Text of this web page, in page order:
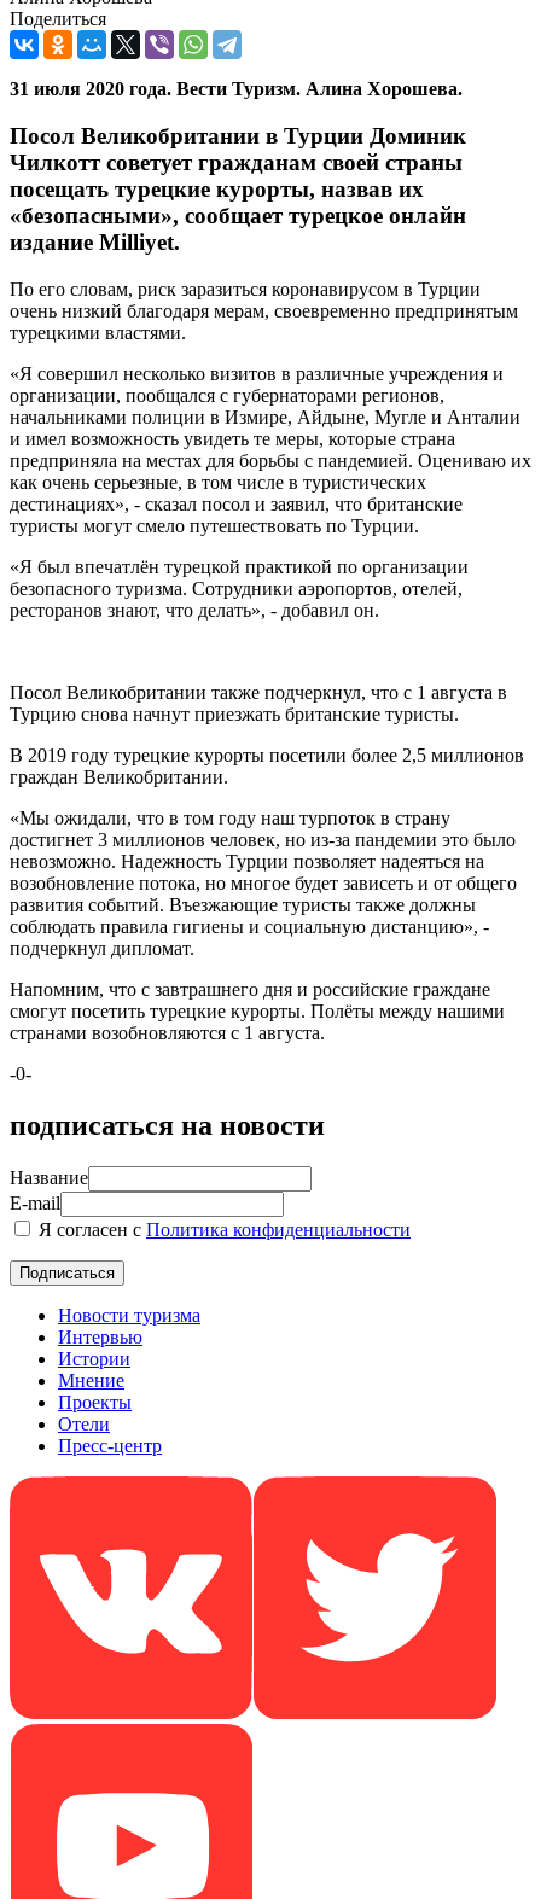
Поделиться
31 июля 2020 года. Вести Туризм. Алина Хорошева.
Посол Великобритании в Турции Доминик
Чилкотт советует гражданам своей страны
посещать турецкие курорты, назвав их
«безопасными», сообщает турецкое онлайн
издание Milliyet.
По его словам, риск заразиться коронавирусом в Турции
очень низкий благодаря мерам, своевременно предпринятым
турецкими властями.
«Я совершил несколько визитов в различные учреждения и
организации, пообщался с губернаторами регионов,
начальниками полиции в Измире, Айдыне, Мугле ​​и Анталии
и имел возможность увидеть те меры, которые страна
предприняла на местах для борьбы с пандемией. Оцениваю их
как очень серьезные, в том числе в туристических
дестинациях», - сказал посол и заявил, что британские
туристы могут смело путешествовать по Турции.
«Я был впечатлён турецкой практикой по организации
безопасного туризма. Сотрудники аэропортов, отелей,
ресторанов знают, что делать», - добавил он.
Посол Великобритании также подчеркнул, что с 1 августа в
Турцию снова начнут приезжать британские туристы.
В 2019 году турецкие курорты посетили более 2,5 миллионов
граждан Великобритании.
«Мы ожидали, что в том году наш турпоток в страну
достигнет 3 миллионов человек, но из-за пандемии это было
невозможно. Надежность Турции позволяет надеяться на
возобновление потока, но многое будет зависеть и от общего
развития событий. Въезжающие туристы также должны
соблюдать правила гигиены и социальную дистанцию», -
подчеркнул дипломат.
Напомним, что с завтрашнего дня и российские граждане
смогут посетить турецкие курорты. Полёты между нашими
странами возобновляются с 1 августа.
-0-
подписаться на новости
Название
E-mail
Я согласен с Политика конфиденциальности
Новости туризма
Интервью
Истории
Мнение
Проекты
Отели
Пресс-центр